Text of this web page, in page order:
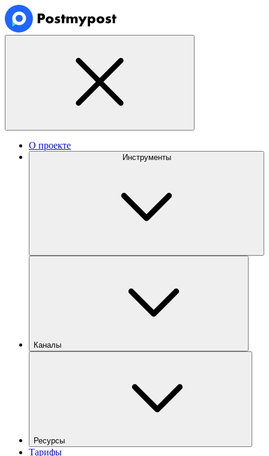
О проекте
Инструменты
Каналы
Ресурсы
Тарифы